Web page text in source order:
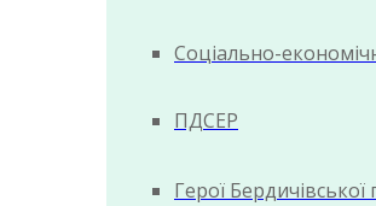
Соціально-
ПДСЕР
Герої